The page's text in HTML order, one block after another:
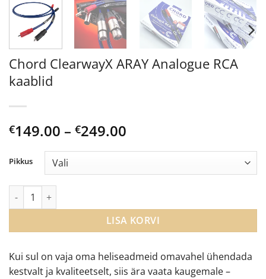
Chord ClearwayX ARAY Analogue RCA
kaablid
€149.00 – €249.00
through
Kui sul on vaja oma heliseadmeid omavahel ühendada
kestvalt ja kvaliteetselt, siis ära vaata kaugemale –
Pikkus
Chord ClearwayX ARAY Analogue RCA kaablid kogus
LISA KORVI